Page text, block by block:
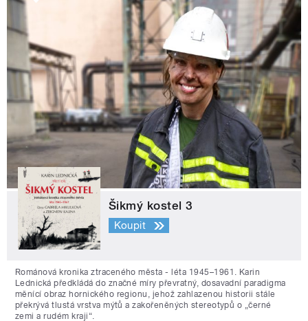
Šikmý kostel 3
Koupit
Románová kronika ztraceného města - léta 1945–1961. Karin
Lednická předkládá do značné míry převratný, dosavadní paradigma
měnící obraz hornického regionu, jehož zahlazenou historii stále
překrývá tlustá vrstva mýtů a zakořeněných stereotypů o „černé
zemi a rudém kraji“.